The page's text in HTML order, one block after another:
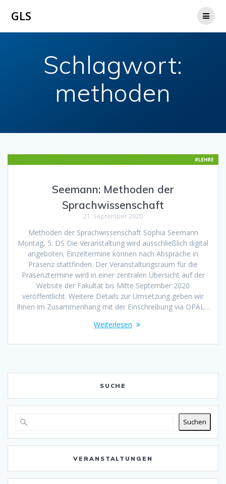
GLS
Schlagwort:
methoden
Seemann: Methoden der
Sprachwissenschaft
21. September 2020
Methoden der Sprachwissenschaft Sophia Seemann
Montag, 5. DS Die Veranstaltung wird ausschließlich digital
angeboten; Einzeltermine können nach Absprache in
Präsenz stattfinden. Der Veranstaltungsraum für die
Präsenztermine wird in einer zentralen Übersicht auf der
Website der Fakultät bis Mitte September 2020
veröffentlicht. Weitere Details zur Umsetzung geben wir
Ihnen im Zusammenhang mit der Einschreibung via OPAL…
Weiterlesen
SUCHE
Suchen
VERANSTALTUNGEN